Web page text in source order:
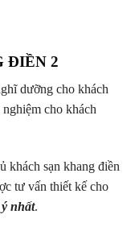
ĐIỀN 2
dưỡng cho khách
cho khách
khách sạn khang điền
tư vấn thiết kế cho
nhất.